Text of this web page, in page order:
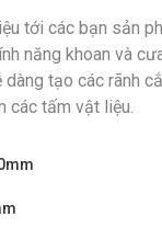
tới các bạn sản
năng khoan và
dàng tạo các rãnh
các tấm vật liệu.